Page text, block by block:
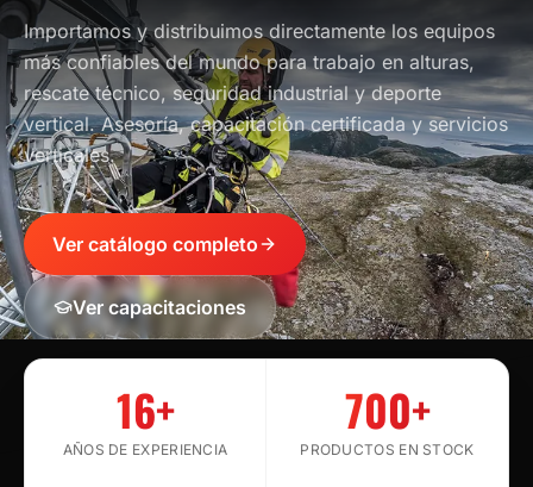
Importamos y distribuimos directamente los equipos
más confiables del mundo para trabajo en alturas,
rescate técnico, seguridad industrial y deporte
vertical. Asesoría, capacitación certificada y servicios
verticales.
Ver catálogo completo
Ver capacitaciones
16+
AÑOS DE EXPERIENCIA
700+
PRODUCTOS EN STOCK